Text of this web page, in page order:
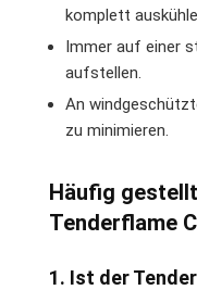
komplett
Immer auf einer
aufstellen.
An
zu minimieren.
Häufig
Tenderflame
1. Ist der